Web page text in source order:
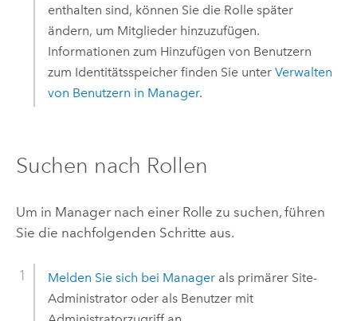
enthalten sind, können Sie die Rolle später
ändern, um Mitglieder hinzuzufügen.
Informationen zum Hinzufügen von Benutzern
zum Identitätsspeicher finden Sie unter Verwalten
von Benutzern in Manager.
Suchen nach Rollen
Um in Manager nach einer Rolle zu suchen, führen
Sie die nachfolgenden Schritte aus.
Melden Sie sich bei Managerals primärer Site-
Administrator oder als Benutzer mit